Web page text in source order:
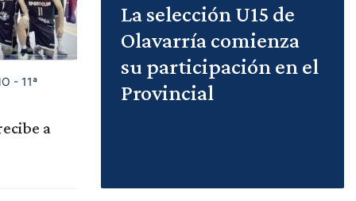
- 11ª
a
La selección U15 de
Olavarría comienza
su participación en el
Provincial